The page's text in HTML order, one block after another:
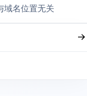
域名位置无关